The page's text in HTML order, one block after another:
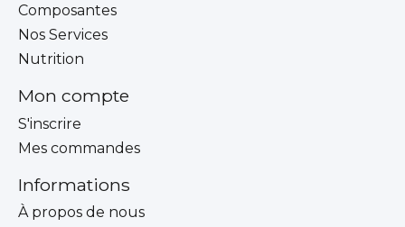
Composantes
Nos Services
Nutrition
Mon compte
S'inscrire
Mes commandes
Informations
À propos de nous